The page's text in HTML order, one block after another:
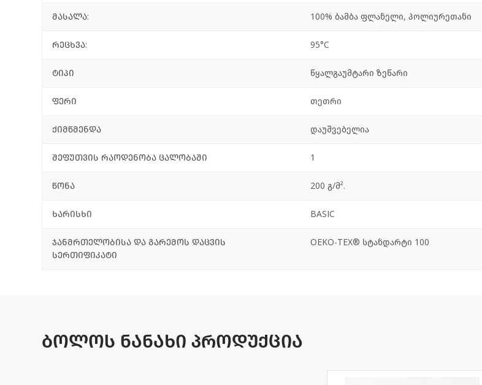
მასალა: 100% ბამბა ფლანელი, პოლიურეთანი
რეცხვა: 95°C
ტიპი წყალგაუმტარი ზეწარი
ფერი თეთრი
ქიმწმენდა დაუშვებელია
შეფუთვის რაოდენობა ცალობაში 1
წონა 200 გ/მ².
ხარისხი BASIC
ჯანმრთელობისა და გარემოს დაცვის
სერთიფიკატი
OEKO-TEX® სტანდარტი 100
ბოლოს ნანახი პროდუქცია